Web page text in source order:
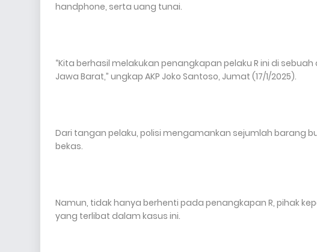
handphone, serta uang tunai.
“Kita berhasil melakukan penangkapan pelaku R ini di
Jawa Barat,” ungkap AKP Joko Santoso, Jumat (17/1/2025).
Dari tangan pelaku, polisi mengamankan sejumlah barang
bekas.
Namun, tidak hanya berhenti pada penangkapan R, pihak
yang terlibat dalam kasus ini.